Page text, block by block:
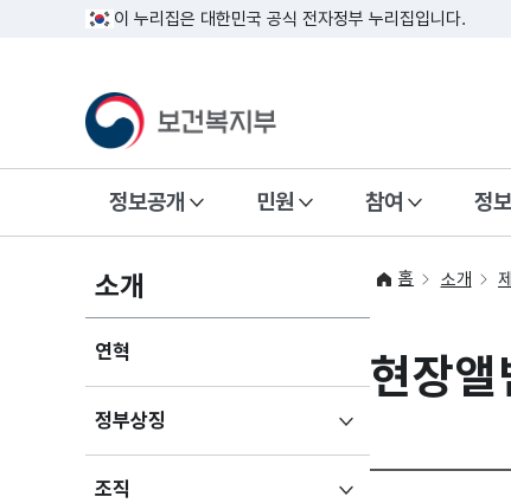
이 누리집은 대한민국 공식 전자정부 누리집입니다.
정보공개 민원 참여 정보
소개
연혁
정부상징
펼치기
조직
홈 소개
현장앨